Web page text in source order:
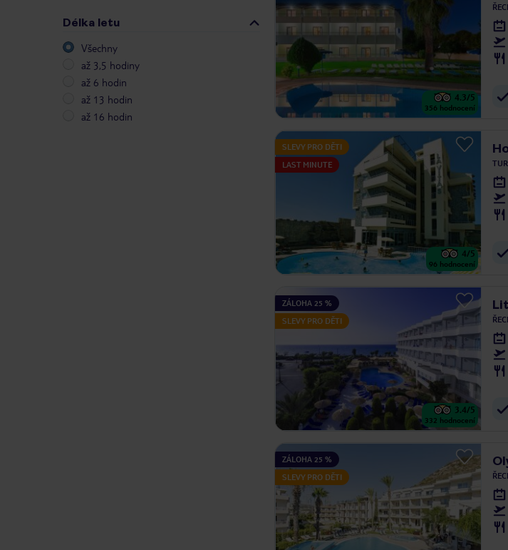
Délka letu
Všechny
až 3,5 hodiny
až 6 hodin
až 13 hodin
až 16 hodin
4.3/5
356 hodnocení
SLEVY PRO DĚTI
LAST MINUTE
4/5
96 hodnocení
ZÁLOHA 25 %
SLEVY PRO DĚTI
3.4/5
332 hodnocení
ZÁLOHA 25 %
SLEVY PRO DĚTI